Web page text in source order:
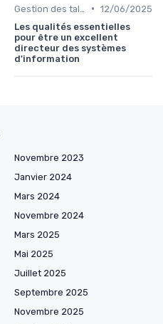
• 12/06/2025
Les qualités essentielles
pour être un excellent
directeur des systèmes
d'information
Novembre 2023
Janvier 2024
Mars 2024
Novembre 2024
Mars 2025
Mai 2025
Juillet 2025
Septembre 2025
Novembre 2025